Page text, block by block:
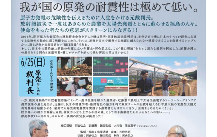
書籍
2022.12.29 原発事故と甲状腺がん
2023.1.26 「脱原発」成長論
2023.2.7 いまこそ私は原発に反対します
なぜ首都圏でガンが６０万人 増えているのか！？